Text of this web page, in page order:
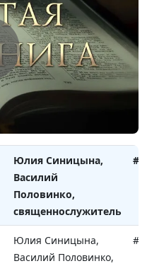
Юлия Синицына,
Вячеслав Бучнев,
доктор практической
теологии
Юлия Синицына,
Василий Половинко,
священнослужитель
Юлия Синицына,
Василий
Половинко,
священнослужитель
Юлия Синицына,
Василий Половинко,